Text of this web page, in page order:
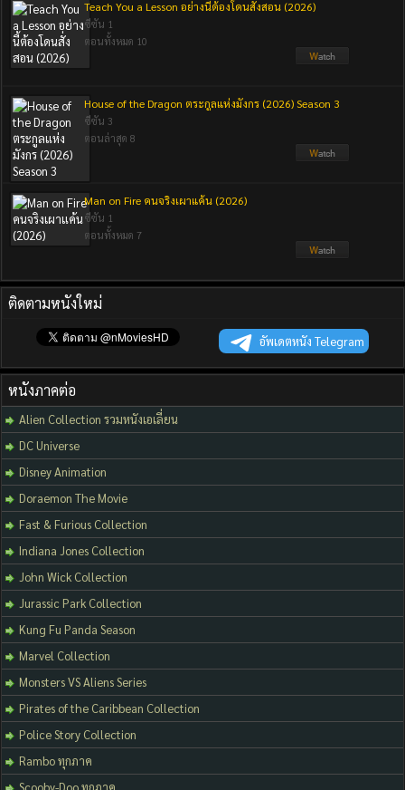
Teach You a Lesson อย่างนี้ต้องโดนสั่งสอน (2026)
ซีซัน 1
ตอนทั้งหมด 10
House of the Dragon ตระกูลแห่งมังกร (2026) Season 3
ซีซัน 3
ตอนล่าสุด 8
Man on Fire คนจริงเผาแค้น (2026)
ซีซัน 1
ตอนทั้งหมด 7
ติดตามหนังใหม่
อัพเดตหนัง Telegram
หนังภาคต่อ
Alien Collection รวมหนังเอเลี่ยน
DC Universe
Disney Animation
Doraemon The Movie
Fast & Furious Collection
Indiana Jones Collection
John Wick Collection
Jurassic Park Collection
Kung Fu Panda Season
Marvel Collection
Monsters VS Aliens Series
Pirates of the Caribbean Collection
Police Story Collection
Rambo ทุกภาค
Scooby-Doo ทุกภาค